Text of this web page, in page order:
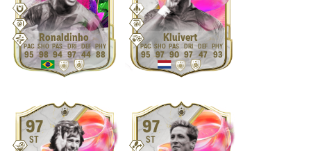
Ronaldinho
95 98 94 97 44 88
Kluivert
95 97 90 97 47 93
97
ST
97
ST